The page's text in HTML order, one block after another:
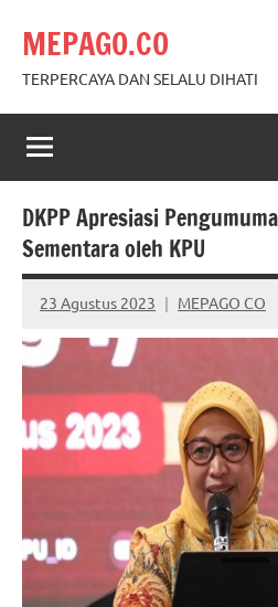
content
MEPAGO.CO
TERPERCAYA DAN SELALU DIHATI
DKPP Apresiasi
Sementara oleh KPU
23 Agustus 2023 MEPAGO CO
No
comments